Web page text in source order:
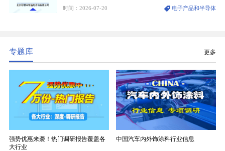
生产制造过程中不可或缺的核心基材。电子布具备高
时间：2026-07-20 电子产品和半导体
专题库 更多
强势优惠来袭！热门调研报告覆盖各
大行业
中国汽车内外饰涂料行业信息